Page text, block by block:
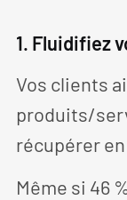
1. Fluidifiez
Vos clients
produits/
récupérer
Même si 46